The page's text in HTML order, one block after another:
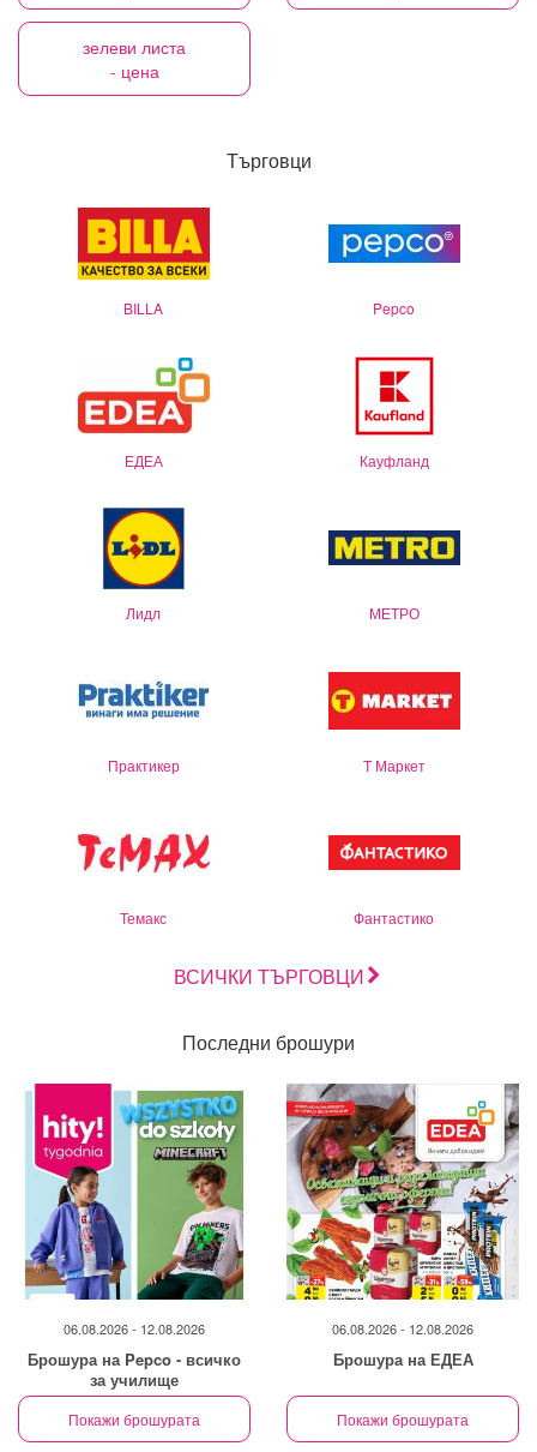
зелеви листа
- цена
Търговци
BILLA Pepco
ЕДЕА Кауфланд
Лидл МЕТРО
Практикер Т Маркет
Темакс Фантастико
ВСИЧКИ ТЪРГОВЦИ
Последни брошури
06.08.2026 - 12.08.2026
Брошура на Pepco - всичко
за училище
Покажи брошурата
06.08.2026 - 12.08.2026
Брошура на ЕДЕА
Покажи брошурата